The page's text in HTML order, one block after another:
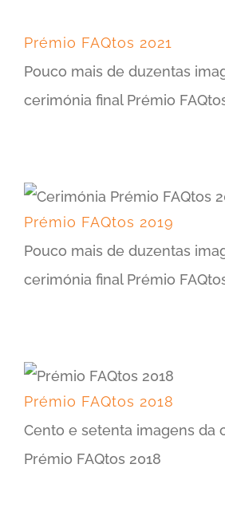
Prémio FAQtos 2021
Pouco mais de duzentas
cerimónia final Prémio
Prémio FAQtos 2019
Pouco mais de duzentas
cerimónia final Prémio
Prémio FAQtos 2018
Cento e setenta imagens da
Prémio FAQtos 2018